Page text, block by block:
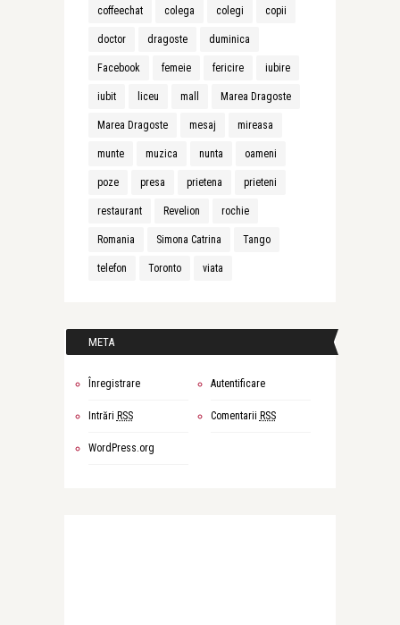
coffeechat colega colegi copii
doctor dragoste duminica
Facebook femeie fericire iubire
iubit liceu mall Marea Dragoste
Marea Dragoste mesaj mireasa
munte muzica nunta oameni
poze presa prietena prieteni
restaurant Revelion rochie
Romania Simona Catrina Tango
telefon Toronto viata
META
Înregistrare Autentificare
Intrări RSS Comentarii RSS
WordPress.org